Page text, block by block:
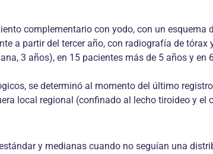
complementario con yodo, con un esquema
a partir del tercer año, con radiografía de
3 años), en 15 pacientes más de 5 años y en
se determinó al momento del último
local regional (confinado al lecho tiroideo y el
y medianas cuando no seguían una